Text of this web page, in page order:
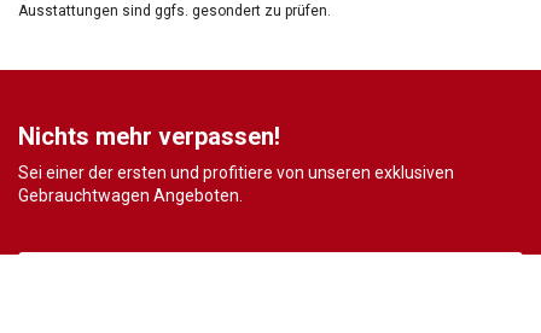
Ausstattungen sind ggfs. gesondert zu prüfen.
Nichts mehr verpassen!
Sei einer der ersten und profitiere von unseren exklusiven
Gebrauchtwagen Angeboten.